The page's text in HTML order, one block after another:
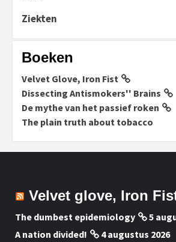
Ziekten
Boeken
Velvet Glove, Iron Fist
Dissecting Antismokers'' Brains
De mythe van het passief roken
The plain truth about tobacco
Velvet glove, Iron
The dumbest epidemiology
5
A nation divided!
4 augustus 2026